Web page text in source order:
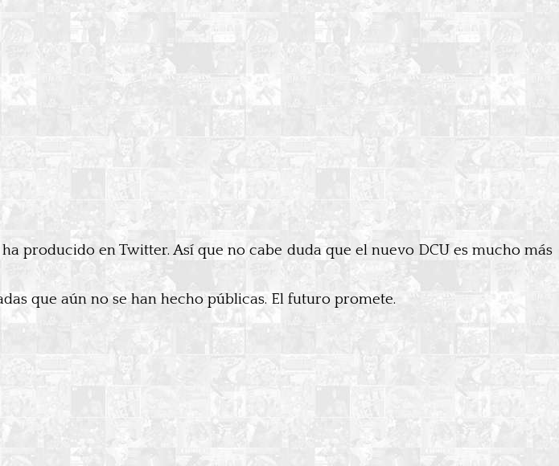
producido en Twitter. Así que no cabe duda que el nuevo DCU es mucho más
que aún no se han hecho públicas. El futuro promete.